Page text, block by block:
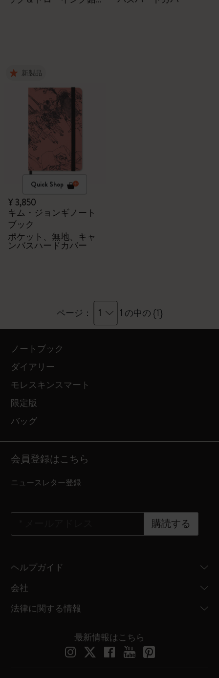
新製品
Quick Shop
¥ 3,850
キム・ジョンギノート
ブック
ポケット、無地、キャ
ンバスハードカバー
ページ： 1 1 の中の {1}
ノートブック
ダイアリー
モレスキンスマート
限定版
バッグ
会員登録はこちら
ニュースレター登録
購読する
ヘルプガイド
会社
法律に関する情報
最新情報はこちら